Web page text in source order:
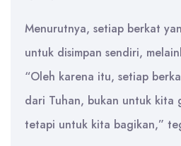
Menurutnya, setiap berkat
untuk disimpan sendiri,
“Oleh karena itu, setiap
dari Tuhan, bukan untuk kita
tetapi untuk kita bagikan,”